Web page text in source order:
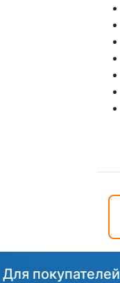
Для покупателей